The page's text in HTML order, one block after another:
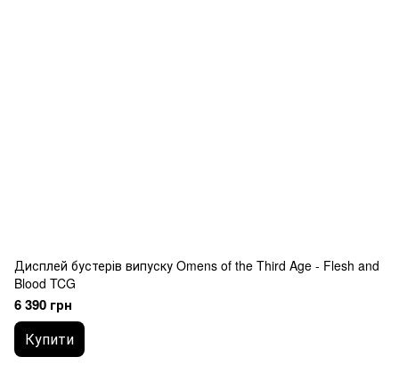
Дисплей бустерів випуску Omens of the Third Age - Flesh and
Blood TCG
6 390 грн
Купити